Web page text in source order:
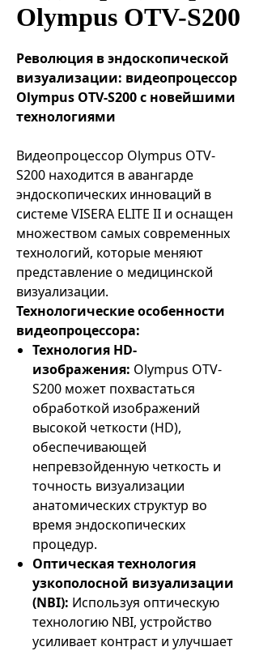
Olympus OTV-S200
Революция в эндоскопической
визуализации: видеопроцессор
Olympus OTV-S200 с новейшими
технологиями
Видеопроцессор Olympus OTV-
S200 находится в авангарде
эндоскопических инноваций в
системе VISERA ELITE II и оснащен
множеством самых современных
технологий, которые меняют
представление о медицинской
визуализации.
Технологические особенности
видеопроцессора:
Технология HD-
изображения: Olympus OTV-
S200 может похвастаться
обработкой изображений
высокой четкости (HD),
обеспечивающей
непревзойденную четкость и
точность визуализации
анатомических структур во
время эндоскопических
процедур.
Оптическая технология
узкополосной визуализации
(NBI): Используя оптическую
технологию NBI, устройство
усиливает контраст и улучшает